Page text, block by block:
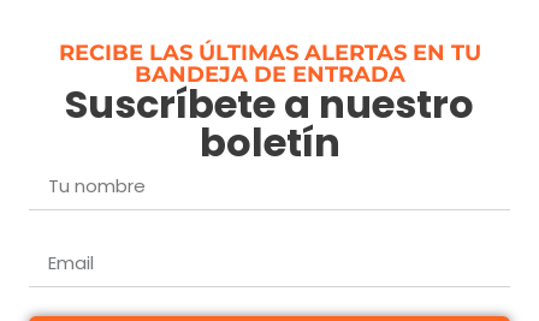
RECIBE LAS ÚLTIMAS ALERTAS EN TU
BANDEJA DE ENTRADA
Suscríbete a nuestro
boletín